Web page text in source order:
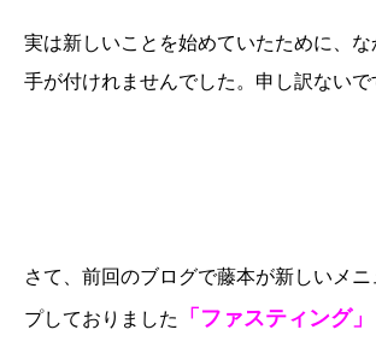
実は新しいことを始めていたために、な
手が付けれませんでした。申し訳ないで
さて、前回のブログで藤本が新しいメ
プしておりました 「ファスティング」